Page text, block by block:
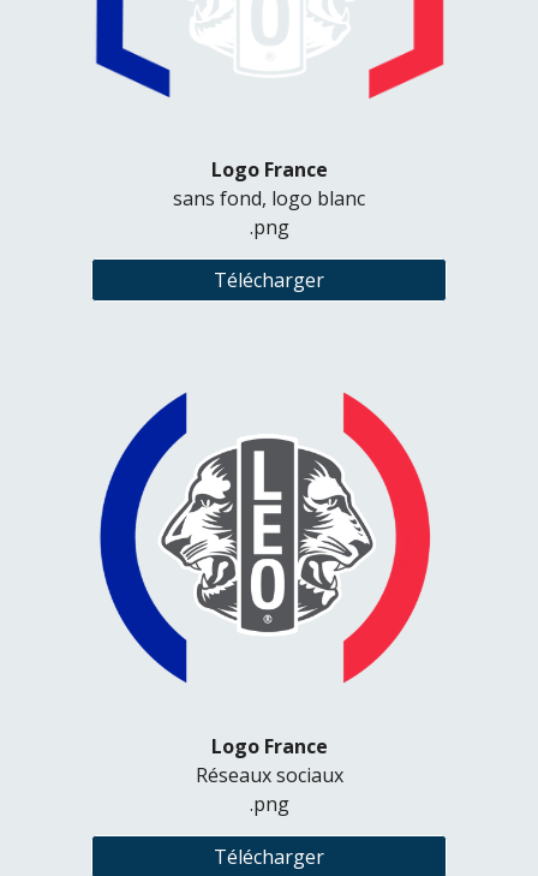
Logo France
sans fond, logo blanc
.png
Télécharger
Logo France
Réseaux sociaux
.png
Télécharger